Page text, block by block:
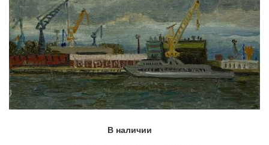
В наличии